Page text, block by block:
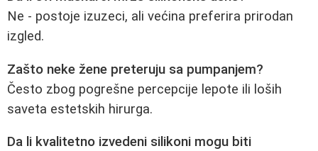
Ne - postoje izuzeci, ali većina preferira prirodan
izgled.
Zašto neke žene preteruju sa pumpanjem?
Često zbog pogrešne percepcije lepote ili loših
saveta estetskih hirurga.
Da li kvalitetno izvedeni silikoni mogu biti